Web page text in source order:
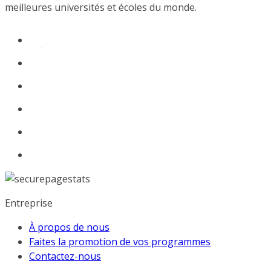
meilleures universités et écoles du monde.
Entreprise
À propos de nous
Faites la promotion de vos programmes
Contactez-nous